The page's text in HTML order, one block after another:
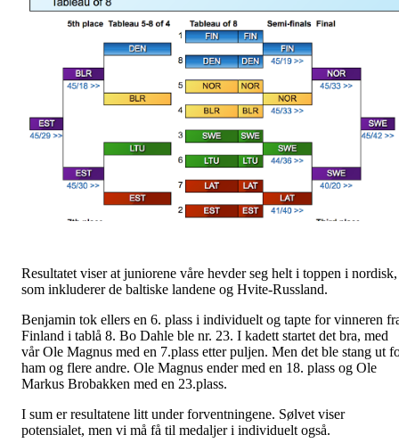
Resultatet viser at juniorene våre hevder seg helt i toppen i nordisk,
som inkluderer de baltiske landene og Hvite-Russland.
Benjamin tok ellers en 6. plass i individuelt og tapte for vinneren
Finland i tablå 8. Bo Dahle ble nr. 23. I kadett startet det bra, med
vår Ole Magnus med en 7.plass etter puljen. Men det ble stang ut
ham og flere andre. Ole Magnus ender med en 18. plass og Ole
Markus Brobakken med en 23.plass.
I sum er resultatene litt under forventningene. Sølvet viser
potensialet, men vi må få til medaljer i individuelt også.